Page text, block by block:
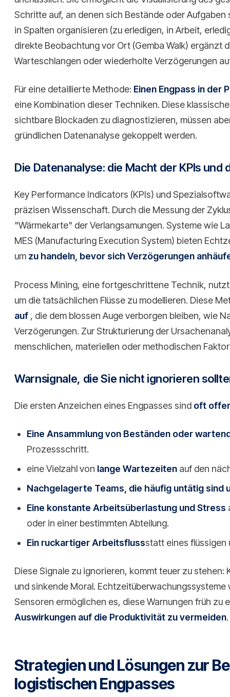
Schritte auf, an denen sich Bestände oder
in Spalten organisieren (zu erledigen, in Arbeit,
direkte Beobachtung vor Ort (Gemba Walk) ergänzt
Warteschlangen oder wiederholte Verzögerungen
Für eine detaillierte Methode: Einen Engpass in der
eine Kombination dieser Techniken. Diese
sichtbare Blockaden zu diagnostizieren, müssen
gründlichen Datenanalyse gekoppelt werden.
Die Datenanalyse: die Macht der KPIs
Key Performance Indicators (KPIs) und
präzisen Wissenschaft. Durch die Messung der
"Wärmekarte" der Verlangsamungen. Systeme wie
MES (Manufacturing Execution System) bieten
um zu handeln, bevor sich Verzögerungen
Process Mining, eine fortgeschrittene Technik,
um die tatsächlichen Flüsse zu modellieren. Diese
auf , die dem blossen Auge verborgen bleiben, wie
Verzögerungen. Zur Strukturierung der
menschlichen, materiellen oder methodischen
Warnsignale, die Sie nicht ignorieren
Die ersten Anzeichen eines Engpasses sind oft
Eine Ansammlung von Beständen oder
Prozessschritt.
eine Vielzahl von lange Wartezeiten auf den
Nachgelagerte Teams, die häufig untätig sind
Eine konstante Arbeitsüberlastung und Stress
oder in einer bestimmten Abteilung.
Ein ruckartiger Arbeitsflussstatt eines flüssigen
Diese Signale zu ignorieren, kommt teuer zu
und sinkende Moral.
Sensoren ermöglichen es, diese Warnungen früh zu
Auswirkungen auf die Produktivität zu vermeiden.
Strategien und Lösungen zur
logistischen Engpasses